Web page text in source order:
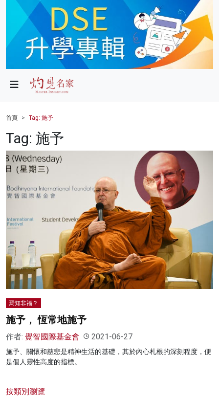
政局
財經
健康
商業
科技
灼見活動
關於我們
首頁 Tag: 施予
Tag: 施予
焉知非福？
施予， 恆常地施予
作者: 覺智國際基金會 2021-06-27
施予、關懷和慈悲是精神生活的基礎，其於內心札根的深刻程度，便
是個人靈性高度的指標。
按類別瀏覽